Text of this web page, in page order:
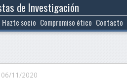
de Investigación
Hazte socio Compromiso ético Contacto
06/11/2020